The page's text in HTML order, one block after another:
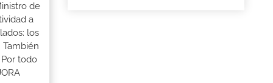
de
a
los
todo